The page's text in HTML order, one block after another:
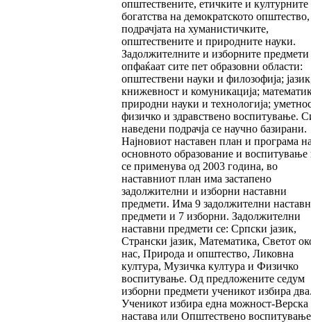
општествените, етичките и културните
богатства на демократското општество,
подрачјата на хуманистичките,
општествените и природните науки.
Задолжителните и изборните предмети
опфаќаат сите пет образовни области:
општествени науки и филозофија;
книжевност и комуникација;
природни науки и технологија;
физичко и здравствено воспитување.
наведени подрачја се научно базирани.
Најновиот наставен план и програма
основното образование и воспитување
се применува од 2003 година, во
наставниот план има застапено
задолжителни и изборни наставни
предмети. Има 9 задолжителни
предмети и 7 изборни. Задолжителни
наставни предмети се: Српски јазик,
Странски јазик, Математика, Светот
нас, Природа и општество, Ликовна
култура, Музичка култура и Физичко
воспитување. Од предложените седум
изборни предмети ученикот избира
Ученикот избира една можност-Верска
настава или Општествено